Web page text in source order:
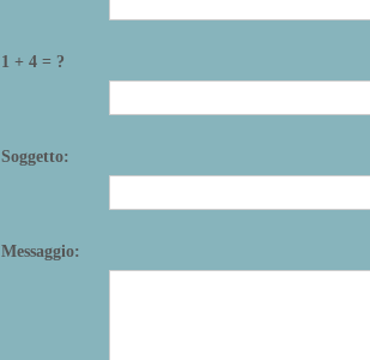
1 + 4 = ?
Soggetto:
Messaggio: